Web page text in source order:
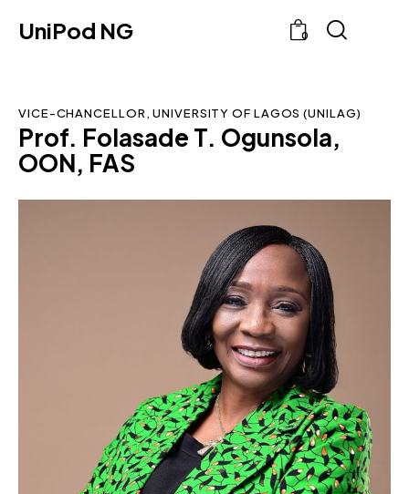
UniPod NG 0
VICE-CHANCELLOR, UNIVERSITY OF LAGOS (UNILAG)
Prof. Folasade T. Ogunsola,
OON, FAS